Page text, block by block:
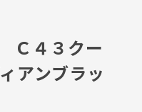
Ｃ４３クー
アンブラッ